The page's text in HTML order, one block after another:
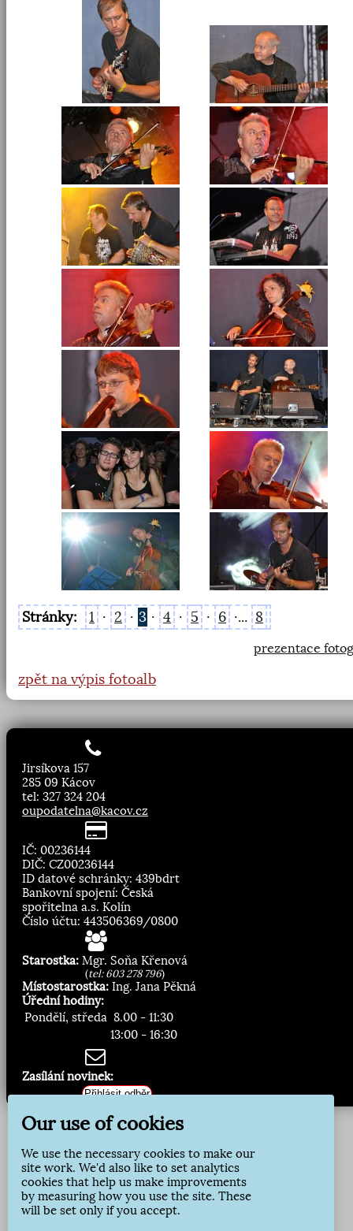
Stránky: 1 · 2 · 3 · 4 · 5 · 6 ·... 8
prezentace
zpět na výpis fotoalb
Jirsíkova 157
285 09 Kácov
tel: 327 324 204
oupodatelna@kacov.cz
IČ: 00236144
DIČ: CZ00236144
ID datové schránky: 439bdrt
Bankovní spojení: Česká
spořitelna a.s. Kolín
Číslo účtu: 443506369/0800
Starostka: Mgr. Soňa Křenová
(tel: 603 278 796)
Místostarostka: Ing. Jana Pěkná
Úřední hodiny:
Pondělí, středa 8.00 - 11:30
13:00 - 16:30
Zasílání novinek:
Přihlásit odběr
Our use of cookies
We use the necessary cookies to make our
site work. We'd also like to set analytics
cookies that help us make improvements
by measuring how you use the site. These
will be set only if you accept.